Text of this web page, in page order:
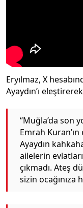
Eryılmaz, X
Ayaydın’ı
“Muğla’da son
Emrah
Ayaydın
ailelerin
çıkmadı. Ateş
sizin ocağınıza